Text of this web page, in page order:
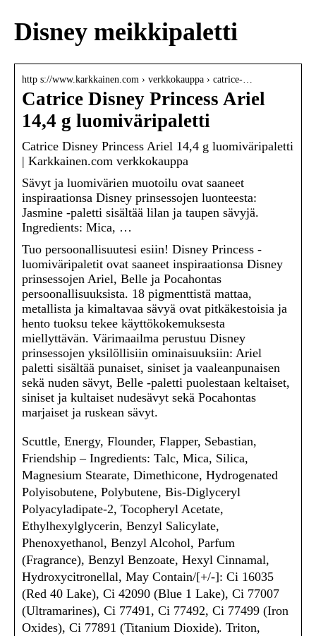
Disney meikkipaletti
http s://www.karkkainen.com › verkkokauppa › catrice-…
Catrice Disney Princess Ariel
14,4 g luomiväripaletti
Catrice Disney Princess Ariel 14,4 g luomiväripaletti
| Karkkainen.com verkkokauppa
Sävyt ja luomivärien muotoilu ovat saaneet
inspiraationsa Disney prinsessojen luonteesta:
Jasmine -paletti sisältää lilan ja taupen sävyjä.
Ingredients: Mica, …
Tuo persoonallisuutesi esiin! Disney Princess -
luomiväripaletit ovat saaneet inspiraationsa Disney
prinsessojen Ariel, Belle ja Pocahontas
persoonallisuuksista. 18 pigmenttistä mattaa,
metallista ja kimaltavaa sävyä ovat pitkäkestoisia ja
hento tuoksu tekee käyttökokemuksesta
miellyttävän. Värimaailma perustuu Disney
prinsessojen yksilöllisiin ominaisuuksiin: Ariel
paletti sisältää punaiset, siniset ja vaaleanpunaisen
sekä nuden sävyt, Belle -paletti puolestaan keltaiset,
siniset ja kultaiset nudesävyt sekä Pocahontas
marjaiset ja ruskean sävyt.
Scuttle, Energy, Flounder, Flapper, Sebastian,
Friendship – Ingredients: Talc, Mica, Silica,
Magnesium Stearate, Dimethicone, Hydrogenated
Polyisobutene, Polybutene, Bis-Diglyceryl
Polyacyladipate-2, Tocopheryl Acetate,
Ethylhexylglycerin, Benzyl Salicylate,
Phenoxyethanol, Benzyl Alcohol, Parfum
(Fragrance), Benzyl Benzoate, Hexyl Cinnamal,
Hydroxycitronellal, May Contain/[+/-]: Ci 16035
(Red 40 Lake), Ci 42090 (Blue 1 Lake), Ci 77007
(Ultramarines), Ci 77491, Ci 77492, Ci 77499 (Iron
Oxides), Ci 77891 (Titanium Dioxide). Triton,